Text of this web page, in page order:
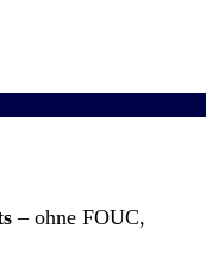
– ohne FOUC,